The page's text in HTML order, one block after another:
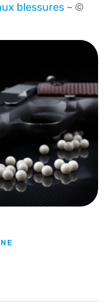
blessures – ©